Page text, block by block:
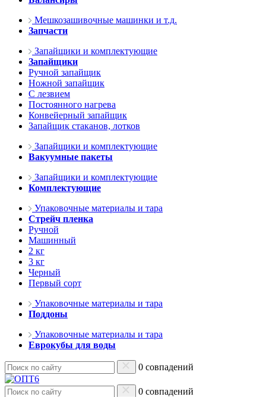
Мешкозашивочные машинки и т.д.
Запчасти
Запайщики и комплектующие
Запайщики
Ручной запайщик
Ножной запайщик
С лезвием
Постоянного нагрева
Конвейерный запайщик
Запайщик стаканов, лотков
Запайщики и комплектующие
Вакуумные пакеты
Запайщики и комплектующие
Комплектующие
Упаковочные материалы и тара
Стрейч пленка
Ручной
Машинный
2 кг
3 кг
Черный
Первый сорт
Упаковочные материалы и тара
Поддоны
Упаковочные материалы и тара
Еврокубы для воды
0 совпадений
0 совпадений